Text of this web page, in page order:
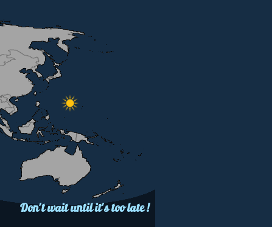
Don't wait until it's too late !